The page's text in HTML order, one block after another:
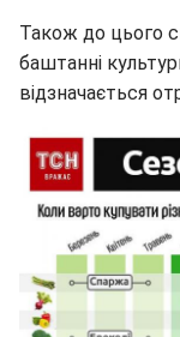
Також до цього
баштанні
відзначається